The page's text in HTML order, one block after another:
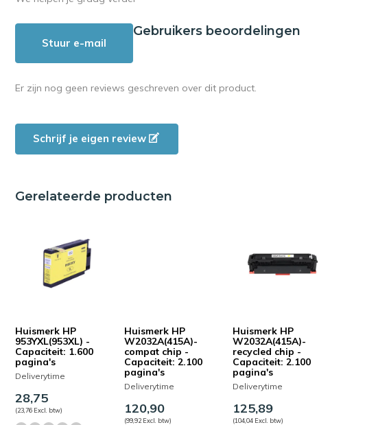
Stuur e-mail
Gebruikers beoordelingen
Er zijn nog geen reviews geschreven over dit product.
Schrijf je eigen review
Gerelateerde producten
Huismerk HP
953YXL(953XL) -
Capaciteit: 1.600
pagina's
Deliverytime
28,75
(23,76 Excl. btw)
Huismerk HP
W2032A(415A)-
compat chip -
Capaciteit: 2.100
pagina's
Deliverytime
120,90
(99,92 Excl. btw)
Huismerk HP
W2032A(415A)-
recycled chip -
Capaciteit: 2.100
pagina's
Deliverytime
125,89
(104,04 Excl. btw)